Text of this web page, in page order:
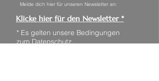
Melde dich hier für unseren Newsletter an:
Klicke hier für den Newsletter *
* Es gelten unsere Bedingungen
zumDatenschutz.